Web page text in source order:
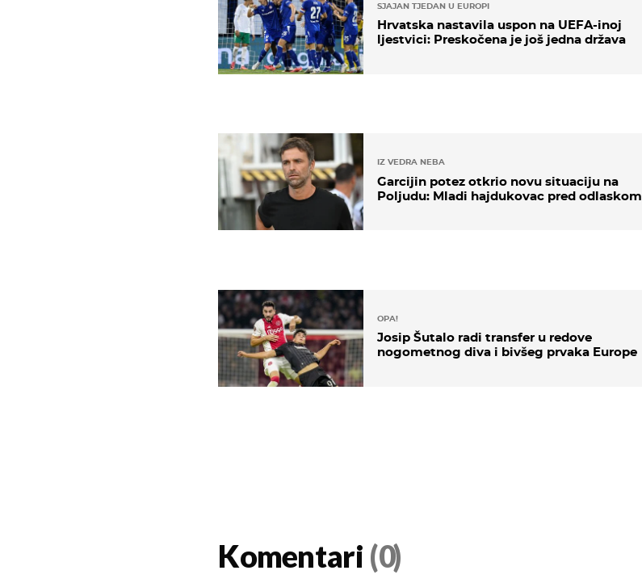
SJAJAN TJEDAN U EUROPI
Hrvatska nastavila uspon na UEFA-inoj
ljestvici: Preskočena je još jedna država
IZ VEDRA NEBA
Garcijin potez otkrio novu situaciju na
Poljudu: Mladi hajdukovac pred odlaskom
OPA!
Josip Šutalo radi transfer u redove
nogometnog diva i bivšeg prvaka Europe
Komentari (0)